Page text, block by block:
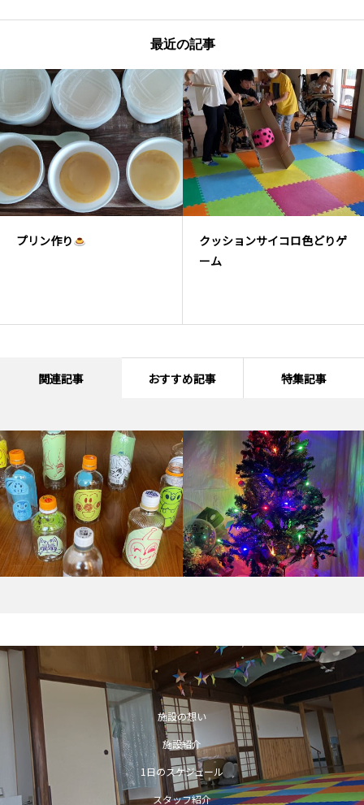
最近の記事
プリン作り
クッションサイコロ色どりゲ
ーム
関連記事 おすすめ記事 特集記事
施設の想い
施設紹介
1日のスケジュール
スタッフ紹介